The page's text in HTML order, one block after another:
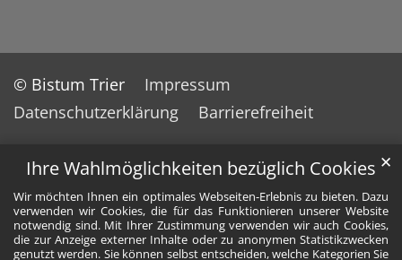
Ihre Wahlmöglichkeiten bezüglich Cookies
Wir möchten Ihnen ein optimales Webseiten-Erlebnis zu bieten. Dazu
verwenden wir Cookies, die für das Funktionieren unserer Website
notwendig sind. Mit Ihrer Zustimmung verwenden wir auch Cookies,
die zur Anzeige externer Inhalte oder zu anonymen Statistikzwecken
genutzt werden. Sie können selbst entscheiden, welche Kategorien Sie
✕
© Bistum Trier
Impressum
Datenschutzerklärung
Barrierefreiheit